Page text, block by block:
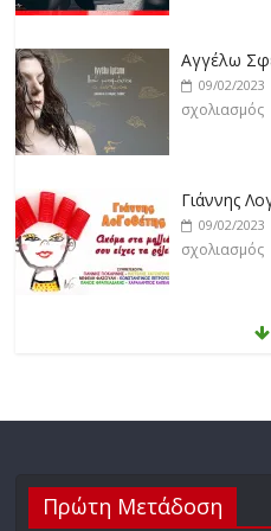
Γιάννης
09/02/2023
σχολιασμός
Anemos
03/02/2023
σχολιασμός
Θοδωρής
27/01/2023
Πρώτη Μετάδοση